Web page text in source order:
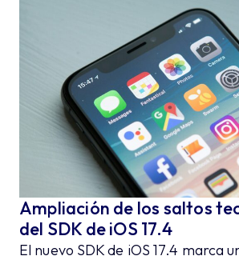
Ampliación de los saltos
del SDK de iOS 17.4
El nuevo SDK de iOS 17.4 marca